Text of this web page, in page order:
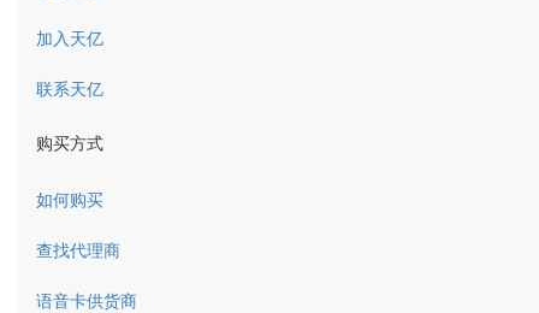
加入天亿
联系天亿
购买方式
如何购买
查找代理商
语音卡供货商